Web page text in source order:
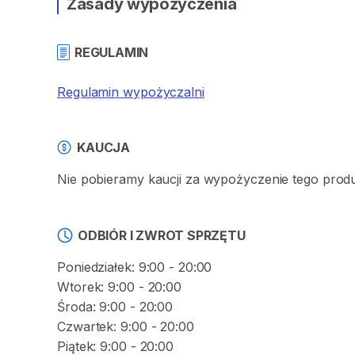
Zasady wypożyczenia
REGULAMIN
Regulamin wypożyczalni
KAUCJA
Nie pobieramy kaucji za wypożyczenie tego
ODBIÓR I ZWROT SPRZĘTU
Poniedziałek: 9:00 - 20:00
Wtorek: 9:00 - 20:00
Środa: 9:00 - 20:00
Czwartek: 9:00 - 20:00
Piątek: 9:00 - 20:00